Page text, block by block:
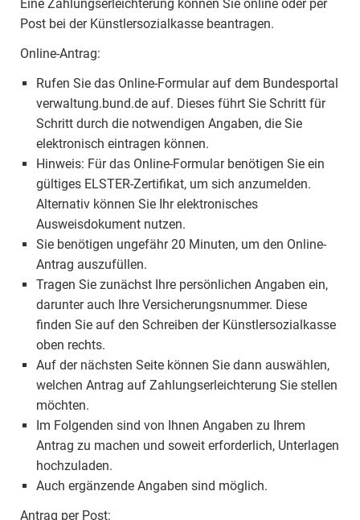
Eine Zahlungserleichterung können Sie online oder per
Post bei der Künstlersozialkasse beantragen.
Online-Antrag:
Rufen Sie das Online-Formular auf dem Bundesportal
verwaltung.bund.de auf. Dieses führt Sie Schritt für
Schritt durch die notwendigen Angaben, die Sie
elektronisch eintragen können.
Hinweis: Für das Online-Formular benötigen Sie ein
gültiges ELSTER-Zertifikat, um sich anzumelden.
Alternativ können Sie Ihr elektronisches
Ausweisdokument nutzen.
Sie benötigen ungefähr 20 Minuten, um den Online-
Antrag auszufüllen.
Tragen Sie zunächst Ihre persönlichen Angaben ein,
darunter auch Ihre Versicherungsnummer. Diese
finden Sie auf den Schreiben der Künstlersozialkasse
oben rechts.
Auf der nächsten Seite können Sie dann auswählen,
welchen Antrag auf Zahlungserleichterung Sie stellen
möchten.
Im Folgenden sind von Ihnen Angaben zu Ihrem
Antrag zu machen und soweit erforderlich, Unterlagen
hochzuladen.
Auch ergänzende Angaben sind möglich.
Antrag per Post: